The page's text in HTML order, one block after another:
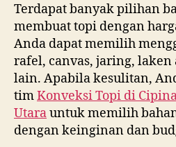
Terdapat banyak pilihan
membuat topi dengan
Anda dapat memilih
rafel, canvas, jaring, laken
lain. Apabila kesulitan,
timKonveksi Topi di
Utarauntuk memilih
dengan keinginan dan